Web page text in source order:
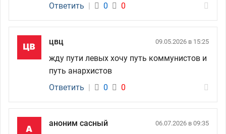
Ответить | 0 0
цвц 09.05.2026 в 15:25
жду пути левых хочу путь коммунистов и
путь анархистов
Ответить | 0 0
аноним сасный 06.07.2026 в 09:35